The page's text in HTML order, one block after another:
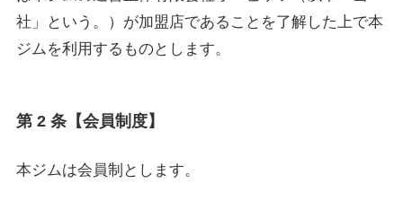
社」という。）が加盟店であることを了解した上で本
ジムを利用するものとします。
第 2 条【会員制度】
本ジムは会員制とします。